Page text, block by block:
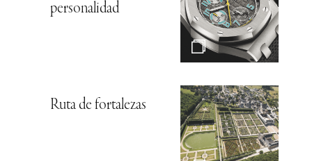
personalidad
Ruta de fortalezas